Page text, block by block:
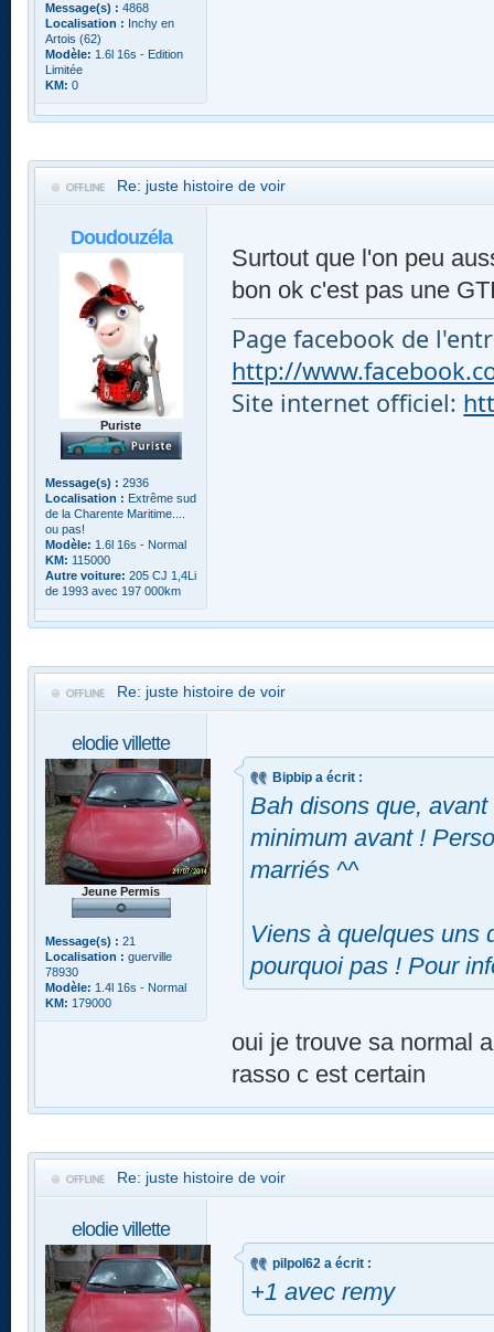
Message(s) : 4868
Localisation : Inchy en
Artois (62)
Modèle: 1.6l 16s - Edition
Limitée
KM: 0
Re: juste histoire de voir
Doudouzéla
Puriste
Message(s) : 2936
Localisation : Extrême sud
de la Charente Maritime....
ou pas!
Modèle: 1.6l 16s - Normal
KM: 115000
Autre voiture: 205 CJ 1,4Li
de 1993 avec 197 000km
Surtout que l'on peu
bon ok c'est pas une
Page facebook de
http://
Site internet officiel:
Re: juste histoire de voir
elodie villette
Jeune Permis
Message(s) : 21
Localisation : guerville
78930
Modèle: 1.4l 16s - Normal
KM: 179000
Bipbip a écrit :
Bah disons que,
minimum avant !
marriés ^^
Viens à quelques uns
pourquoi pas ! Pour
oui je trouve sa normal
rasso c est certain
Re: juste histoire de voir
elodie villette
pilpol62 a écrit :
+1 avec remy